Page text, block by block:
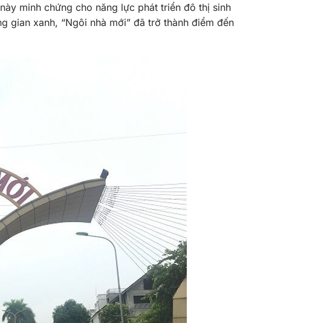
minh chứng cho năng lực phát triển đô thị sinh
xanh, “Ngôi nhà mới” đã trở thành điểm đến